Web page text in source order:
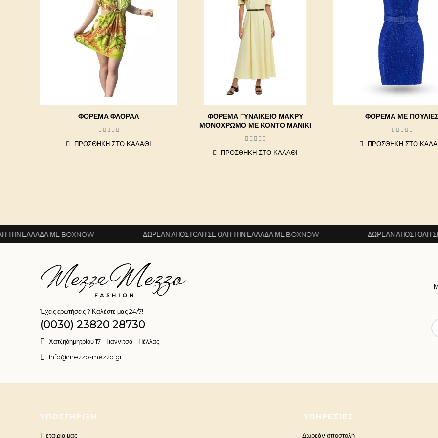
ΦΟΡΕΜΑ ΦΛΟΡΑΛ
ΠΡΟΣΘΉΚΗ ΣΤΟ ΚΑΛΆΘΙ
ΦΌΡΕΜΑ ΓΥΝΑΙΚΕΊΟ ΜΑΚΡΎ
ΜΟΝΌΧΡΩΜΟ ΜΕ ΚΟΝΤΌ ΜΑΝΊΚΙ
ΠΡΟΣΘΉΚΗ ΣΤΟ ΚΑΛΆΘΙ
ΦΌΡΕΜΑ ΜΕ ΠΟΎΛΙΕΣ
ΠΡΟΣΘΉΚΗ ΣΤΟ
ΜΕ BOXNOW ΔΩΡΕΆΝ ΑΠΟΣΤΟΛΉ ΣΕ ΌΛΗ ΤΗΝ ΕΛΛΆΔΑ ΜΕ BOXNOW ΔΩΡΕΆΝ ΑΠΟΣΤΟΛΉ ΣΕ ΌΛΗ ΤΗΝ
Έχεις ερωτήσεις ? Καλέστε μας 24/7!
(0030) 23820 28730
Χατζηδημητρίου 17 - Γιαννιτσά - Πέλλας
Info@mezzo-mezzo.gr
ΥΠΟΣΤΉΡΙΞΗ
Η εταιρία μας
ΥΠΗΡΕΣΊΕΣ
Δωρεάν αποστολή